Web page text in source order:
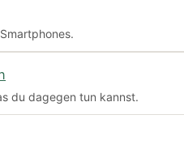
du dagegen tun kannst.